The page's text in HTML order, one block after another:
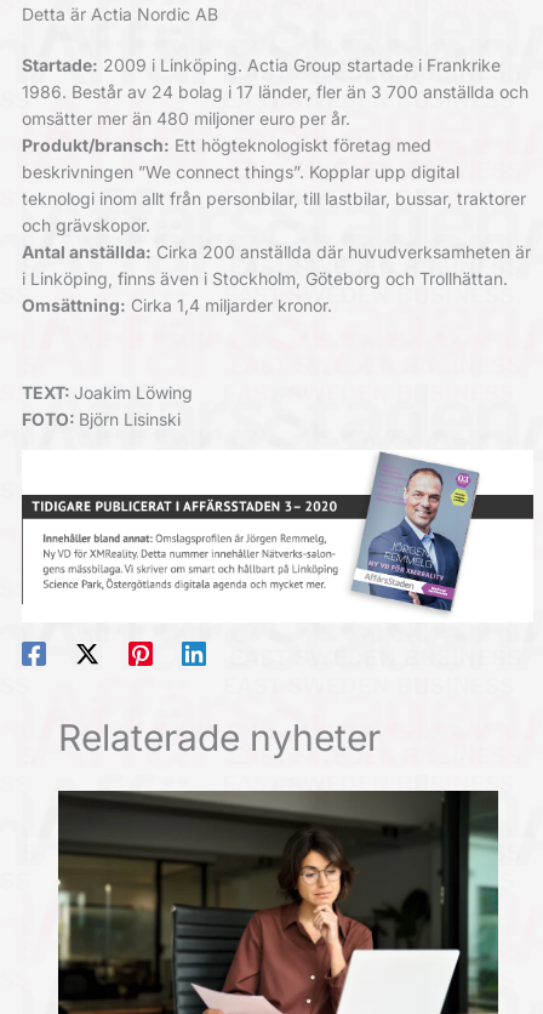
Detta är Actia Nordic AB
Startade: 2009 i Linköping. Actia Group startade i Frankrike
1986. Består av 24 bolag i 17 länder, fler än 3 700 anställda och
omsätter mer än 480 miljoner euro per år.
Produkt/bransch: Ett högteknologiskt företag med
beskrivningen ”We connect things”. Kopplar upp digital
teknologi inom allt från personbilar, till lastbilar, bussar, traktorer
och grävskopor.
Antal anställda: Cirka 200 anställda där huvudverksamheten är
i Linköping, finns även i Stockholm, Göteborg och Trollhättan.
Omsättning: Cirka 1,4 miljarder kronor.
TEXT: Joakim Löwing
FOTO: Björn Lisinski
Relaterade nyheter